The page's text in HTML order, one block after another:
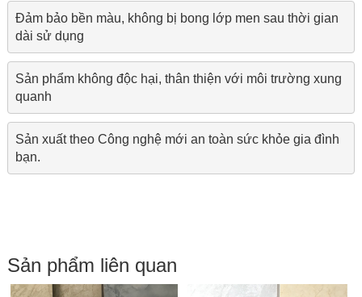
Đảm bảo bền màu, không bị bong lớp men sau thời gian
dài sử dụng
Sản phẩm không độc hại, thân thiện với môi trường xung
quanh
Sản xuất theo Công nghệ mới an toàn sức khỏe gia đình
bạn.
Sản phẩm liên quan